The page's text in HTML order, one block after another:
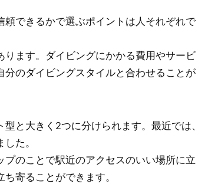
できるかで選ぶポイントは人それぞれで
ます。ダイビングにかかる費用やサービ
のダイビングスタイルと合わせることが
と大きく2つに分けられます。最近では、
た。
のことで駅近のアクセスのいい場所に立
寄ることができます。